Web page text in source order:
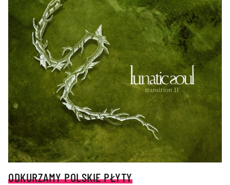
ODKURZAMY POLSKIE PŁYTY